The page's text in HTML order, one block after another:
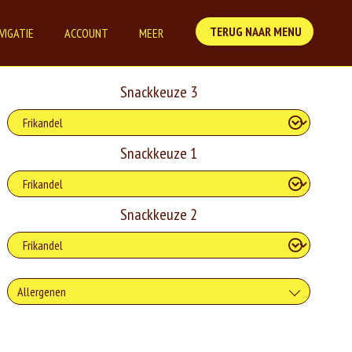
ACCOUNT MEER TERUG NAAR MENU
Snackkeuze 3
Snackkeuze 1
Snackkeuze 2
Allergenen